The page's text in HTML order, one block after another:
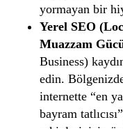
yormayan bir
Yerel SEO
Muazzam
Business)
edin.
internette “en
bayram